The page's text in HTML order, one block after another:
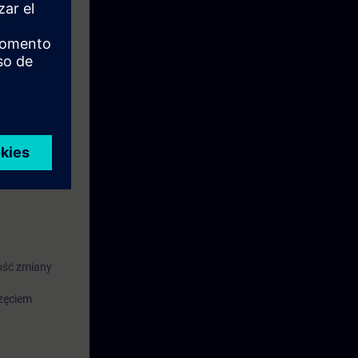
zmiany